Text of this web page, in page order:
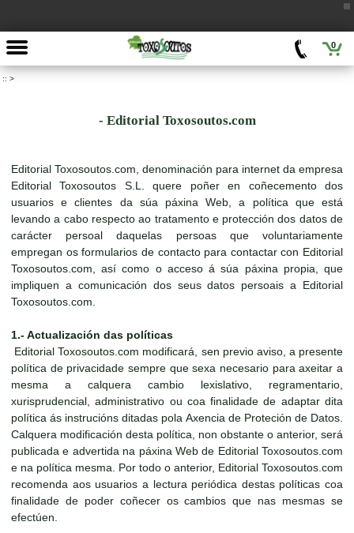
0
:: >
- Editorial Toxosoutos.com
Editorial Toxosoutos.com, denominación para internet da empresa
Editorial Toxosoutos S.L. quere poñer en coñecemento dos
usuarios e clientes da súa páxina Web, a política que está
levando a cabo respecto ao tratamento e protección dos datos de
carácter persoal daquelas persoas que voluntariamente
empregan os formularios de contacto para contactar con Editorial
Toxosoutos.com, así como o acceso á súa páxina propia, que
impliquen a comunicación dos seus datos persoais a Editorial
Toxosoutos.com.
1.- Actualización das políticas
Editorial Toxosoutos.com modificará, sen previo aviso, a presente
política de privacidade sempre que sexa necesario para axeitar a
mesma a calquera cambio lexislativo, regramentario,
xurisprudencial, administrativo ou coa finalidade de adaptar dita
política ás instrucións ditadas pola Axencia de Proteción de Datos.
Calquera modificación desta política, non obstante o anterior, será
publicada e advertida na páxina Web de Editorial Toxosoutos.com
e na política mesma. Por todo o anterior, Editorial Toxosoutos.com
recomenda aos usuarios a lectura periódica destas políticas coa
finalidade de poder coñecer os cambios que nas mesmas se
efectúen.